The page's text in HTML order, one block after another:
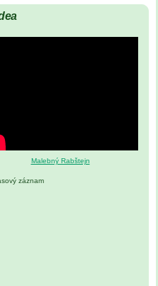
Malebný Rabštejn
záznam